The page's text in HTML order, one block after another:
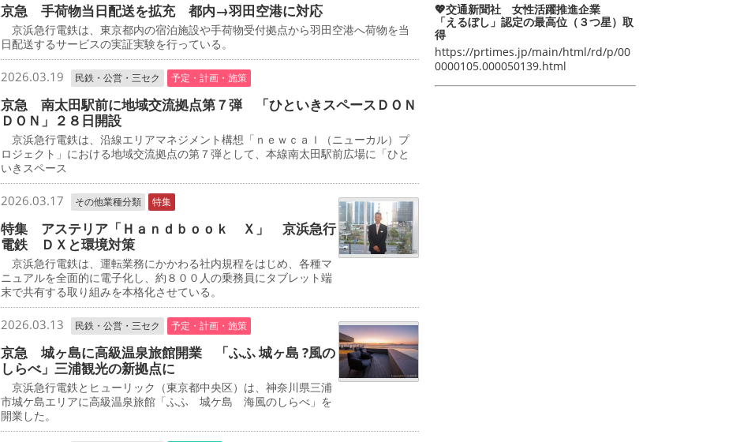
京急 手荷物当日配送を拡充 都内→羽田空港に対応
京浜急行電鉄は、東京都内の宿泊施設や手荷物受付拠点から羽田空港へ荷物を当
日配送するサービスの実証実験を行っている。
2026.03.19 民鉄・公営・三セク 予定・計画・施策
京急 南太田駅前に地域交流拠点第７弾 「ひといきスペースＤＯＮ
ＤＯＮ」２８日開設
京浜急行電鉄は、沿線エリアマネジメント構想「ｎｅｗｃａｌ（ニューカル）プ
ロジェクト」における地域交流拠点の第７弾として、本線南太田駅前広場に「ひと
いきスペース
2026.03.17 その他業種分類 特集
特集 アステリア「Ｈａｎｄｂｏｏｋ Ｘ」 京浜急行
電鉄 ＤＸと環境対策
京浜急行電鉄は、運転業務にかかわる社内規程をはじめ、各種マ
ニュアルを全面的に電子化し、約８００人の乗務員にタブレット端
末で共有する取り組みを本格化させている。
2026.03.13 民鉄・公営・三セク 予定・計画・施策
京急 城ヶ島に高級温泉旅館開業 「ふふ 城ヶ島 ?風の
しらべ」三浦観光の新拠点に
京浜急行電鉄とヒューリック（東京都中央区）は、神奈川県三浦
市城ケ島エリアに高級温泉旅館「ふふ 城ケ島 海風のしらべ」を
開業した。
💖交通新聞社 女性活躍推進企業
「えるぼし」認定の最高位（３つ星）取
得
https://prtimes.jp/main/html/rd/p/00
0000105.000050139.html